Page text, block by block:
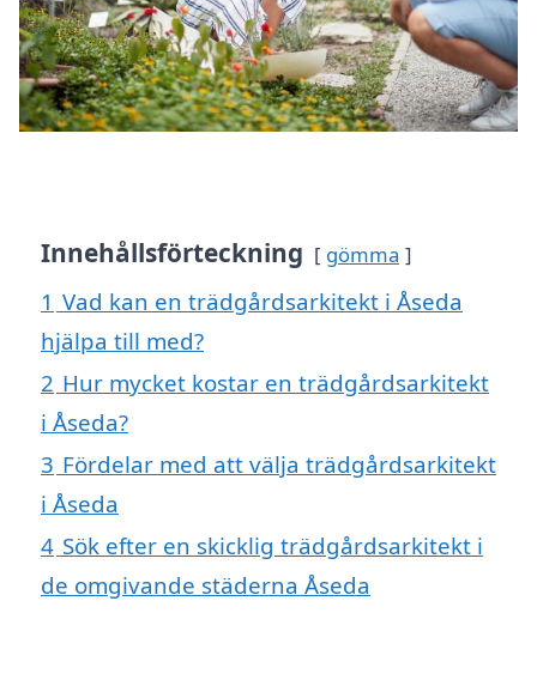
Innehållsförteckning gömma
1 Vad kan en trädgårdsarkitekt i Åseda
hjälpa till med?
2 Hur mycket kostar en trädgårdsarkitekt
i Åseda?
3 Fördelar med att välja trädgårdsarkitekt
i Åseda
4 Sök efter en skicklig trädgårdsarkitekt i
de omgivande städerna Åseda